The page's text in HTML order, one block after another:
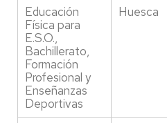
Educación
Física para
E.S.O.,
Bachillerato,
Formación
Profesional y
Enseñanzas
Deportivas
Huesca